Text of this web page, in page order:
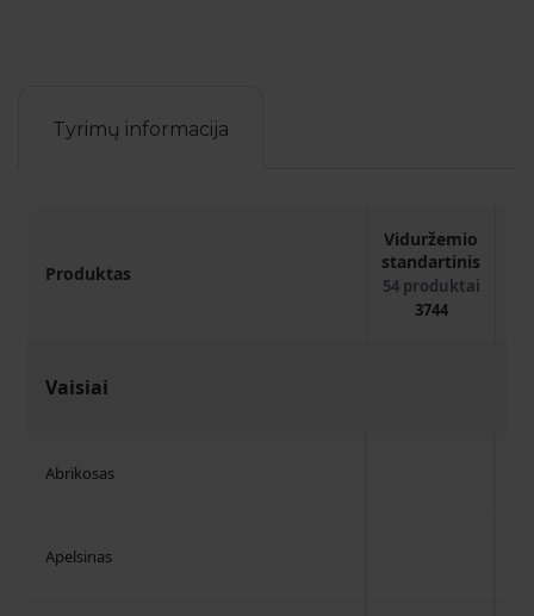
Tyrimų informacija
Produktas
Viduržemio
standartinis
54 produktai
3744
Vaisiai
Abrikosas
Apelsinas